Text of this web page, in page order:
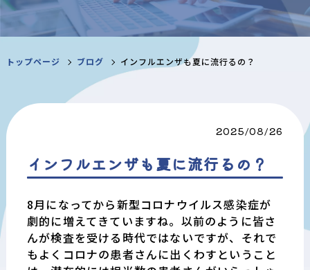
トップページ ブログ インフルエンザも夏に流行るの？
2025/08/26
インフルエンザも夏に流行るの？
8月になってから新型コロナウイルス感染症が
劇的に増えてきていますね。以前のように皆さ
んが検査を受ける時代ではないですが、それで
もよくコロナの患者さんに出くわすということ